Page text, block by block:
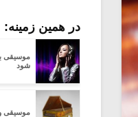
در همین زمینه:
موسیقی
شود
موسیقی